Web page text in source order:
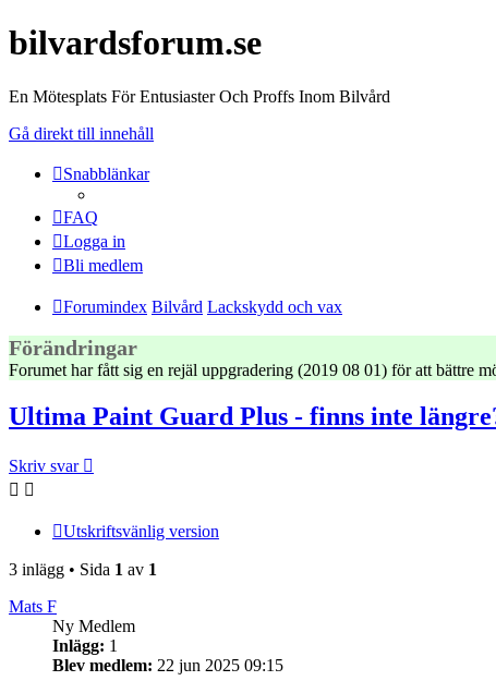
bilvardsforum.se
En Mötesplats För Entusiaster Och Proffs Inom Bilvård
Gå direkt till innehåll
Snabblänkar
FAQ
Logga in
Bli medlem
Forumindex Bilvård Lackskydd och vax
Förändringar
Forumet har fått sig en rejäl uppgradering (2019 08 01) för att bättre
Ultima Paint Guard Plus - finns inte
Skriv svar
Utskriftsvänlig version
3 inlägg • Sida 1 av 1
Mats F
Ny Medlem
Inlägg: 1
Blev medlem: 22 jun 2025 09:15